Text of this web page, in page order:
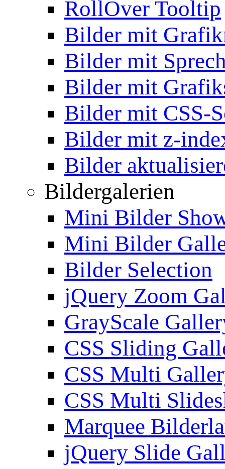
RollOver Tooltip
Bilder mit
Bilder mit
Bilder mit
Bilder mit CSS-
Bilder mit z-
Bilder
Bildergalerien
Mini Bilder
Mini Bilder
Bilder Selection
jQuery Zoom
GrayScale
CSS Sliding
CSS Multi
CSS Multi
Marquee
jQuery Slide